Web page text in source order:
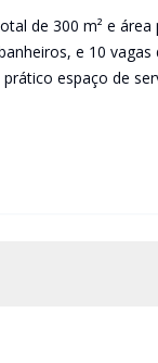
de 300 m² e área
e 10 vagas
espaço de